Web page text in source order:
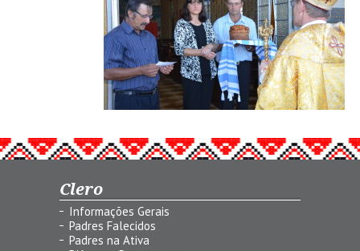
Clero
Informações Gerais
Padres Falecidos
Padres na Ativa